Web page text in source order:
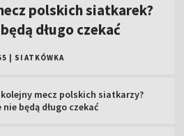
polskich siatkarek?
długo czekać
SIATKÓWKA
kolejny mecz polskich siatkarzy?
nie będą długo czekać